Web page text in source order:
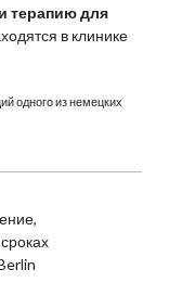
терапию для
в клинике
одного из немецких